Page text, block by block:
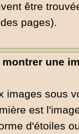
être
pages).
une
images sous
est
d'étoiles